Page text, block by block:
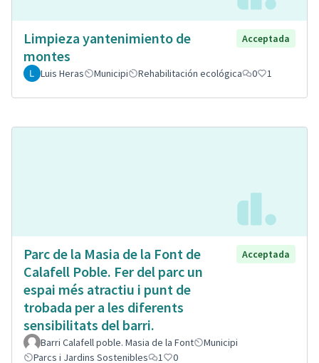
Limpieza yantenimiento de
montes
Acceptada
Luis Heras Municipi Rehabilitación ecológica 0 1
Parc de la Masia de la Font de
Calafell Poble. Fer del parc un
espai més atractiu i punt de
trobada per a les diferents
sensibilitats del barri.
Acceptada
Barri Calafell poble. Masia de la Font
Municipi
Parcs i Jardins Sostenibles
1 0